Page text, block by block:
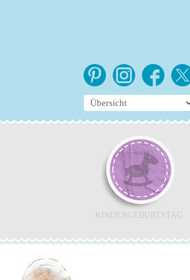
KINDERGEBURTSTAG